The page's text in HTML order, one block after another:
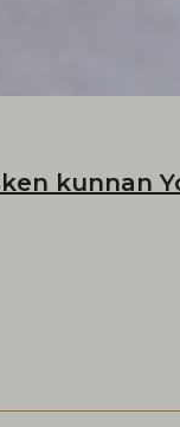
kunnan